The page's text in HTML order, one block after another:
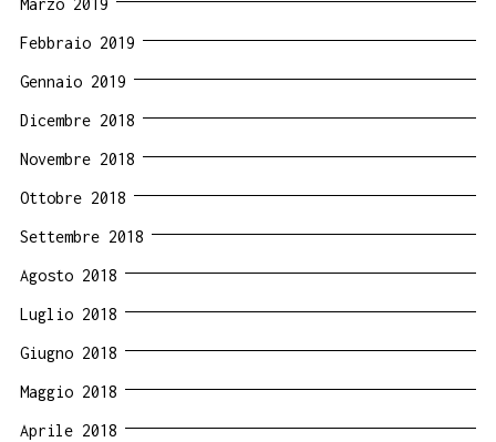
Marzo 2019
Febbraio 2019
Gennaio 2019
Dicembre 2018
Novembre 2018
Ottobre 2018
Settembre 2018
Agosto 2018
Luglio 2018
Giugno 2018
Maggio 2018
Aprile 2018